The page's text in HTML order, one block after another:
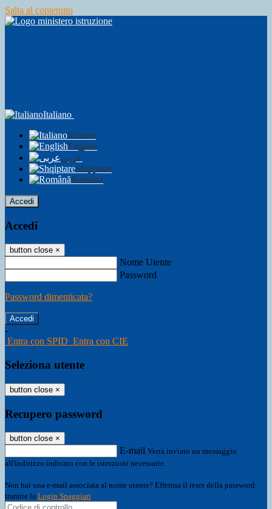
Salta al contenuto
Italiano
Italiano
English
عربى
Shqiptare
Română
Accedi
Accedi
button close ×
Nome Utente
Password
Password dimenticata?
-
Entra con SPID Entra con CIE
Seleziona utente
button close ×
Recupero password
button close ×
E-mail Verrà inviato un messaggio
all'indirizzo indicato con le istruzioni necessarie.
Non hai una e-mail associata al nome utente? Effettua il reset della password
tramite la Login Spaggiari